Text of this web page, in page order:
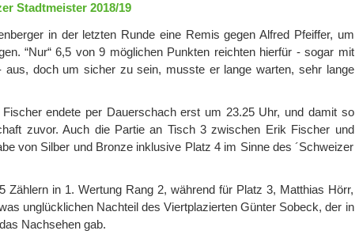
Stadtmeister 2018/19
in der letzten Runde eine Remis gegen Alfred Pfeiffer, um
“Nur“ 6,5 von 9 möglichen Punkten reichten hierfür - sogar mit
aus, doch um sicher zu sein, musste er lange warten, sehr lange
endete per Dauerschach erst um 23.25 Uhr, und damit so
zuvor. Auch die Partie an Tisch 3 zwischen Erik Fischer und
von Silber und Bronze inklusive Platz 4 im Sinne des ´Schweizer
in 1. Wertung Rang 2, während für Platz 3, Matthias Hörr,
unglücklichen Nachteil des Viertplazierten Günter Sobeck, der in
Nachsehen gab.